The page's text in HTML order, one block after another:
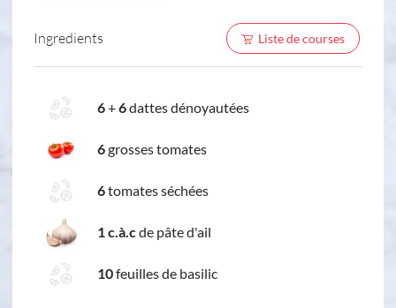
Ingredients Liste de courses
6+6dattes dénoyautées
6grosses tomates
6tomates séchées
1 c.à.cde pâte d'ail
10feuilles de basilic